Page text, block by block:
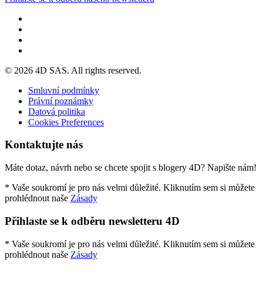
© 2026 4D SAS. All rights reserved.
Smluvní podmínky
Právní poznámky
Datová politika
Cookies Preferences
Kontaktujte nás
Máte dotaz, návrh nebo se chcete spojit s blogery 4D? Napište nám!
* Vaše soukromí je pro nás velmi důležité. Kliknutím sem si můžete
prohlédnout naše Zásady
Přihlaste se k odběru newsletteru 4D
* Vaše soukromí je pro nás velmi důležité. Kliknutím sem si můžete
prohlédnout naše Zásady